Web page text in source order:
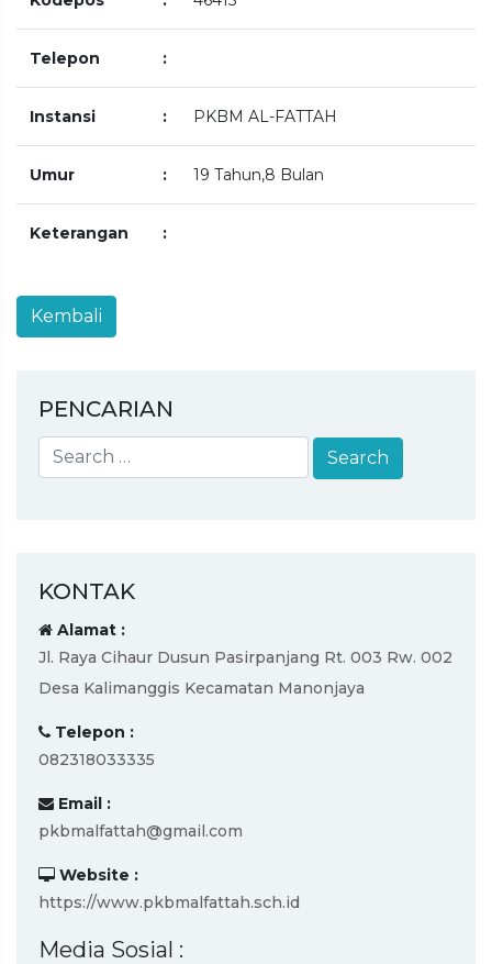
Telepon :
Instansi : PKBM AL-FATTAH
Umur : 19 Tahun,8 Bulan
Keterangan :
PENCARIAN
KONTAK
Alamat :
Jl. Raya Cihaur Dusun Pasirpanjang Rt. 003 Rw. 002
Desa Kalimanggis Kecamatan Manonjaya
Telepon :
082318033335
Email :
pkbmalfattah@gmail.com
Website :
https://www.pkbmalfattah.sch.id
Media Sosial :